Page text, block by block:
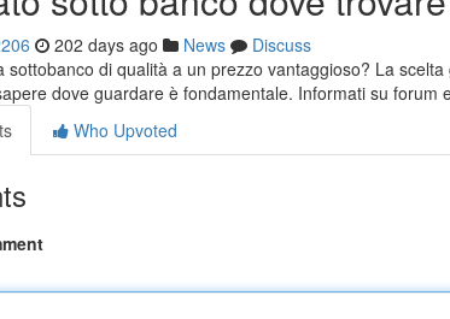
202 days ago News
Discuss
sottobanco di qualità a un prezzo vantaggioso? La
dove guardare è fondamentale. Informati su forum
Who Upvoted